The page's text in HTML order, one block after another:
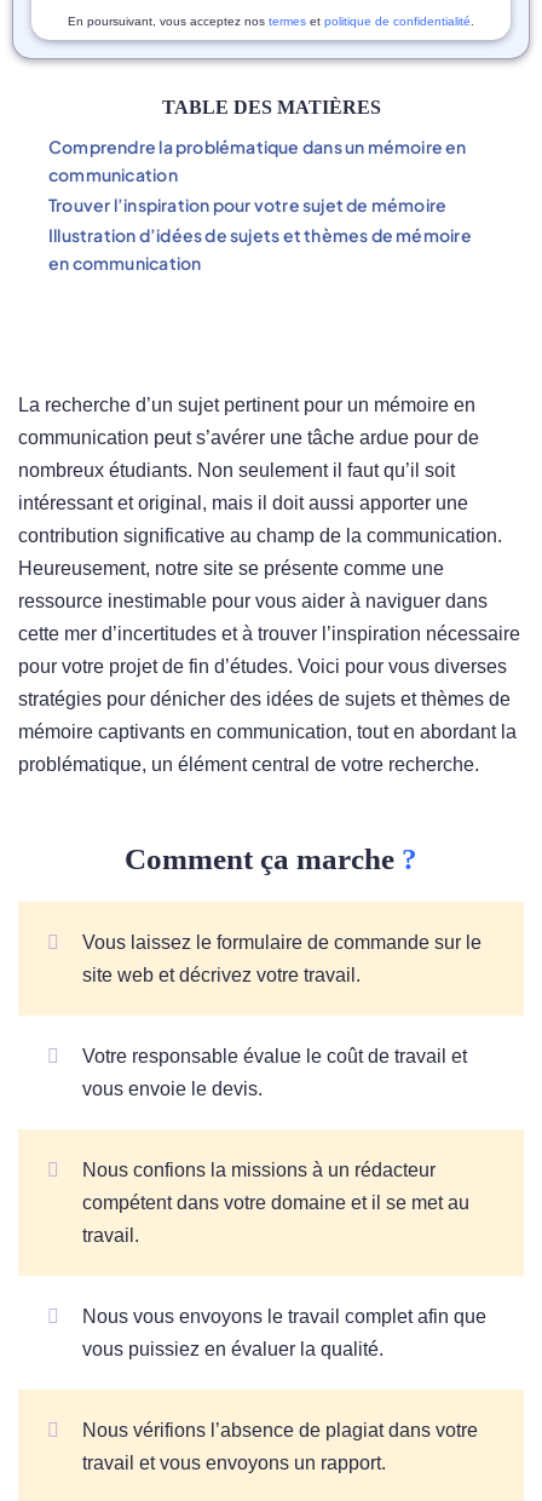
En poursuivant, vous acceptez nos termes et politique de confidentialité
TABLE DES MATIÈRES
Comprendre la problématique dans un mémoire en
communication
Trouver l’inspiration pour votre sujet de mémoire
Illustration d’idées de sujets et thèmes de mémoire
en communication
La recherche d’un sujet pertinent pour un mémoire en
communication peut s’avérer une tâche ardue pour de
nombreux étudiants. Non seulement il faut qu’il soit
intéressant et original, mais il doit aussi apporter une
contribution significative au champ de la communication.
Heureusement, notre site se présente comme une
ressource inestimable pour vous aider à naviguer dans
cette mer d’incertitudes et à trouver l’inspiration nécessaire
pour votre projet de fin d’études. Voici pour vous diverses
stratégies pour dénicher des idées de sujets et thèmes de
mémoire captivants en communication, tout en abordant la
problématique, un élément central de votre recherche.
Comment ça marche ?
Vous laissez le formulaire de commande sur le
site web et décrivez votre travail.
Votre responsable évalue le coût de travail et
vous envoie le devis.
Nous confions la missions à un rédacteur
compétent dans votre domaine et il se met au
travail.
Nous vous envoyons le travail complet afin que
vous puissiez en évaluer la qualité.
Nous vérifions l’absence de plagiat dans votre
travail et vous envoyons un rapport.